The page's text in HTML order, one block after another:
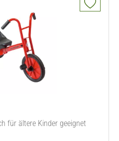
für ältere Kinder geeignet